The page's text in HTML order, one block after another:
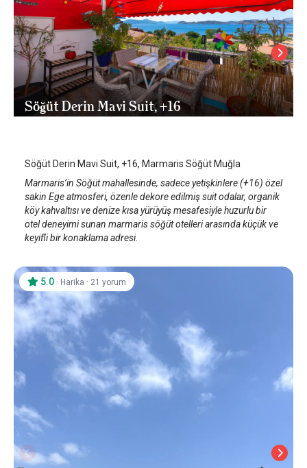
Söğüt Derin Mavi Suit, +16
Söğüt Derin Mavi Suit, +16, Marmaris Söğüt Muğla
Marmaris’in Söğüt mahallesinde, sadece yetişkinlere (+16) özel
sakin Ege atmosferi, özenle dekore edilmiş suit odalar, organik
köy kahvaltısı ve denize kısa yürüyüş mesafesiyle huzurlu bir
otel deneyimi sunan marmaris söğüt otelleri arasında küçük ve
keyifli bir konaklama adresi.
5.0 · Harika · 21 yorum